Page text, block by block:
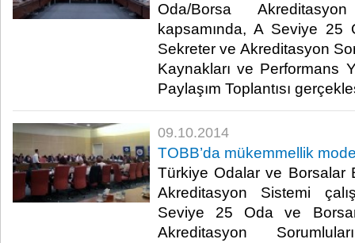
Oda/Borsa
kapsamında, A Seviye 25
Sekreter ve Akreditasyon
Kaynakları ve Performans
Paylaşım Toplantısı
09.10.2014
TOBB’da mükemmellik
Türkiye Odalar ve Borsalar
Akreditasyon Sistemi
Seviye 25 Oda ve
Akreditasyon